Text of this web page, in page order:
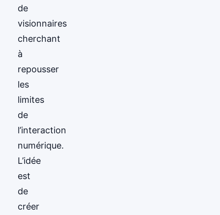
de
visionnaires
cherchant
à
repousser
les
limites
de
l’interaction
numérique.
L’idée
est
de
créer